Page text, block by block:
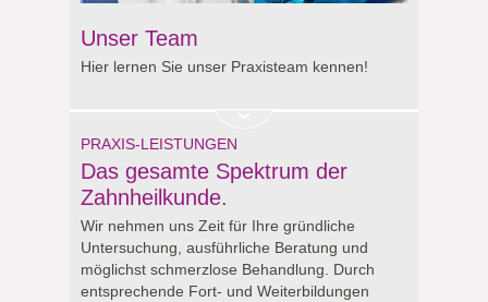
Unser Team
Hier lernen Sie unser Praxisteam kennen!
PRAXIS-LEISTUNGEN
Das gesamte Spektrum der
Zahnheilkunde.
Wir nehmen uns Zeit für Ihre gründliche
Untersuchung, ausführliche Beratung und
möglichst schmerzlose Behandlung. Durch
entsprechende Fort- und Weiterbildungen